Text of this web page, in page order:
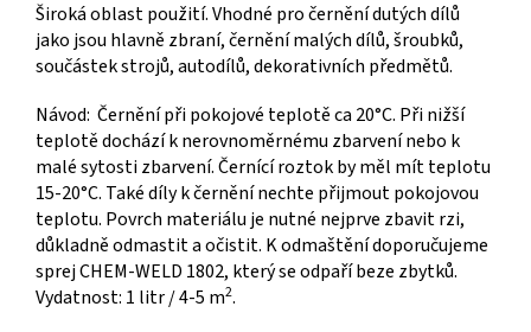
Široká oblast použití. Vhodné pro černění dutých dílů
jako jsou hlavně zbraní, černění malých dílů, šroubků,
součástek strojů, autodílů, dekorativních předmětů.
Návod: Černění při pokojové teplotě ca 20°C. Při nižší
teplotě dochází k nerovnoměrnému zbarvení nebo k
malé sytosti zbarvení. Černící roztok by měl mít teplotu
15-20°C. Také díly k černění nechte přijmout pokojovou
teplotu. Povrch materiálu je nutné nejprve zbavit rzi,
důkladně odmastit a očistit. K odmaštění doporučujeme
sprej CHEM-WELD 1802, který se odpaří beze zbytků.
Vydatnost: 1 litr / 4-5 m2.